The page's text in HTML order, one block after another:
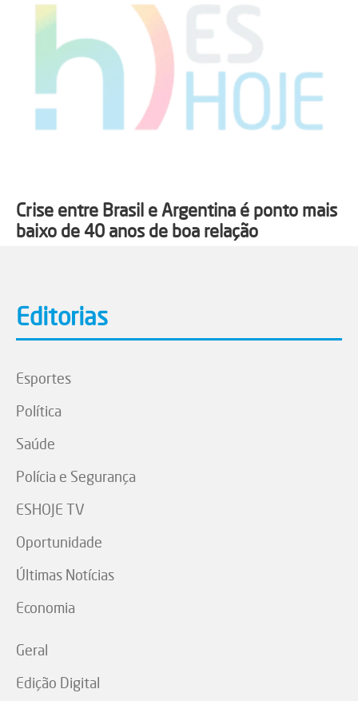
Crise entre Brasil e Argentina é ponto mais
baixo de 40 anos de boa relação
Editorias
Esportes
Política
Saúde
Polícia e Segurança
ESHOJE TV
Oportunidade
Últimas Notícias
Economia
Geral
Edição Digital